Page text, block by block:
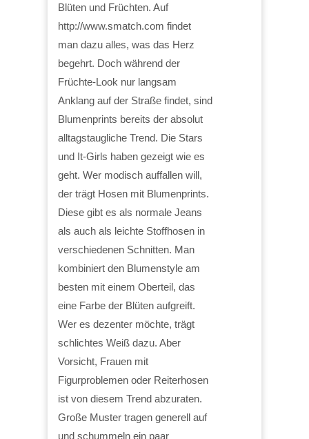
Blüten und Früchten. Auf
http://www.smatch.com findet
man dazu alles, was das Herz
begehrt. Doch während der
Früchte-Look nur langsam
Anklang auf der Straße findet, sind
Blumenprints bereits der absolut
alltagstaugliche Trend. Die Stars
und It-Girls haben gezeigt wie es
geht. Wer modisch auffallen will,
der trägt Hosen mit Blumenprints.
Diese gibt es als normale Jeans
als auch als leichte Stoffhosen in
verschiedenen Schnitten. Man
kombiniert den Blumenstyle am
besten mit einem Oberteil, das
eine Farbe der Blüten aufgreift.
Wer es dezenter möchte, trägt
schlichtes Weiß dazu. Aber
Vorsicht, Frauen mit
Figurproblemen oder Reiterhosen
ist von diesem Trend abzuraten.
Große Muster tragen generell auf
und schummeln ein paar